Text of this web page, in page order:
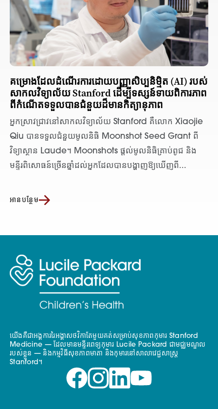
គម្រោង​ដែល​ដំណើរការ​ដោយ​បញ្ញា​សិប្បនិម្មិត (AI) របស់​
សាកលវិទ្យាល័យ Stanford ដើម្បី​ទស្សន៍ទាយ​ពិការភាព​
ពី​កំណើត​ទទួល​បាន​ជំនួយ​ដ៏​មាន​កិត្យានុភាព
អ្នកស្រាវជ្រាវ​នៅ​សាកលវិទ្យាល័យ Stanford គឺលោក Xiaojie
Qiu បានទទួល​ជំនួយ​មូលនិធិ Moonshot Seed Grant ពី​
វិទ្យាស្ថាន Laude។ Moonshots ផ្តល់​មូលនិធិ​គ្រាប់ពូជ និង​
មន្ទីរពិសោធន៍​ច្រើន​ឆ្នាំ​ដល់​អ្នក​ដែល​បាន​បង្ហាញ​ឱ្យ​ឃើញ​ពី...
អានបន្ថែម
យើងគឺជាអង្គការរៃអង្គាសថវិកាតែមួយគត់សម្រាប់សុខភាពកុមារ Stanford
Medicine — ដែលមានមន្ទីរពេទ្យកុមារ Lucile Packard ជាមជ្ឈមណ្ឌល
របស់ខ្លួន — និងកម្មវិធីសុខភាពមាតា និងកុមារនៅសាលាវេជ្ជសាស្ត្រ
Stanford។